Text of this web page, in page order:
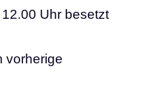
Uhr besetzt
vorherige